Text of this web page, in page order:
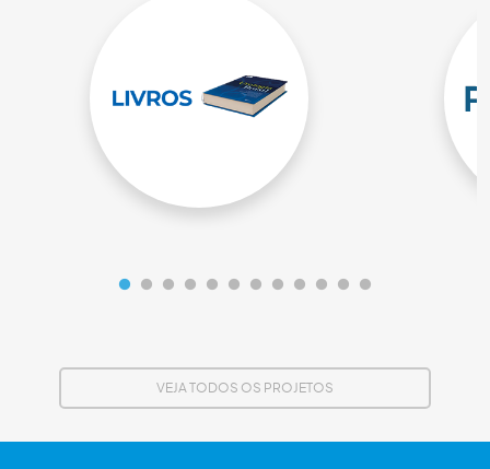
VEJA TODOS OS PROJETOS